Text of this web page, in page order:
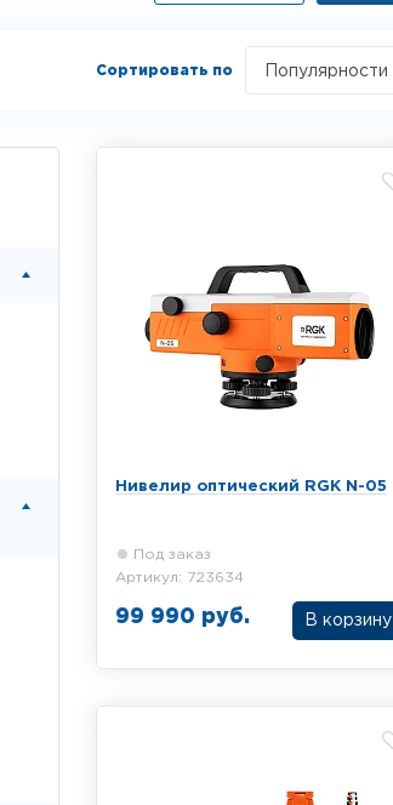
Сортировать по Популярности
Нивелир оптический RGK N-05
Под заказ
Артикул: 723634
99 990 руб. В корзину